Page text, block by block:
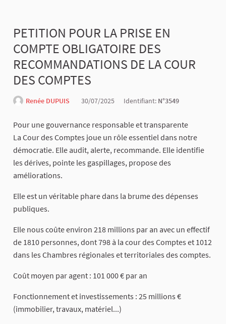
PETITION POUR LA PRISE EN
COMPTE OBLIGATOIRE DES
RECOMMANDATIONS DE LA COUR
DES COMPTES
Renée DUPUIS 30/07/2025 Identifiant: N°3549
Pour une gouvernance responsable et transparente
La Cour des Comptes joue un rôle essentiel dans notre
démocratie. Elle audit, alerte, recommande. Elle identifie
les dérives, pointe les gaspillages, propose des
améliorations.
Elle est un véritable phare dans la brume des dépenses
publiques.
Elle nous coûte environ 218 millions par an avec un effectif
de 1810 personnes, dont 798 à la cour des Comptes et 1012
dans les Chambres régionales et territoriales des comptes.
Coût moyen par agent : 101 000 € par an
Fonctionnement et investissements : 25 millions €
(immobilier, travaux, matériel...)